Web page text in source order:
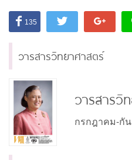
135
วารสารวิทยาศาสตร์
วารสารวิ
กรกฎาคม-กั